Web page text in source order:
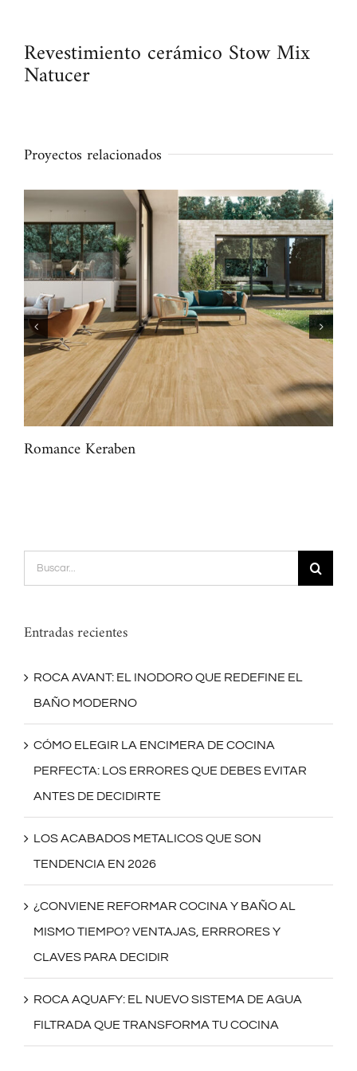
Revestimiento cerámico Stow Mix
Natucer
Proyectos relacionados
Romance Keraben
Buscar:
Entradas recientes
ROCA AVANT: EL INODORO QUE REDEFINE EL
BAÑO MODERNO
CÓMO ELEGIR LA ENCIMERA DE COCINA
PERFECTA: LOS ERRORES QUE DEBES EVITAR
ANTES DE DECIDIRTE
LOS ACABADOS METALICOS QUE SON
TENDENCIA EN 2026
¿CONVIENE REFORMAR COCINA Y BAÑO AL
MISMO TIEMPO? VENTAJAS, ERRRORES Y
CLAVES PARA DECIDIR
ROCA AQUAFY: EL NUEVO SISTEMA DE AGUA
FILTRADA QUE TRANSFORMA TU COCINA